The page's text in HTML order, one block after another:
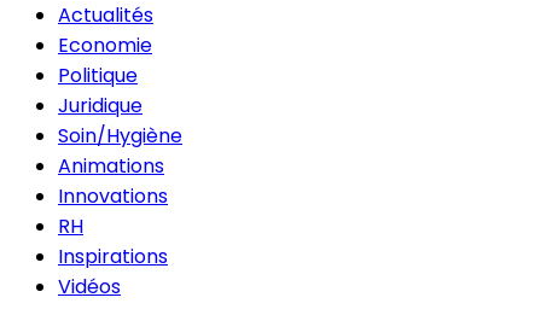
Actualités
Economie
Politique
Juridique
Soin/Hygiène
Animations
Innovations
RH
Inspirations
Vidéos